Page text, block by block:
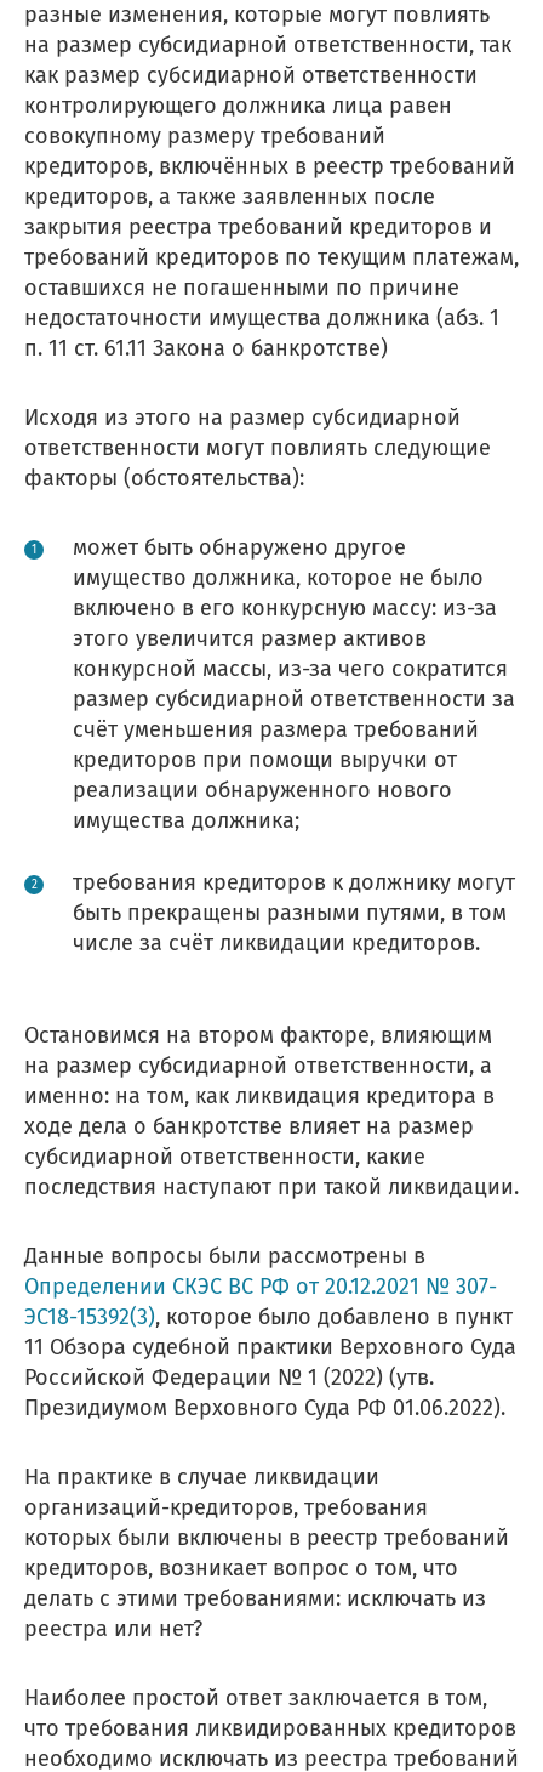
разные изменения, которые могут повлиять
на размер субсидиарной ответственности, так
как размер субсидиарной ответственности
контролирующего должника лица равен
совокупному размеру требований
кредиторов, включённых в реестр требований
кредиторов, а также заявленных после
закрытия реестра требований кредиторов и
требований кредиторов по текущим платежам,
оставшихся не погашенными по причине
недостаточности имущества должника (абз. 1
п. 11 ст. 61.11 Закона о банкротстве)
Исходя из этого на размер субсидиарной
ответственности могут повлиять следующие
факторы (обстоятельства):
может быть обнаружено другое
имущество должника, которое не было
включено в его конкурсную массу: из-за
этого увеличится размер активов
конкурсной массы, из-за чего сократится
размер субсидиарной ответственности за
счёт уменьшения размера требований
кредиторов при помощи выручки от
реализации обнаруженного нового
имущества должника;
требования кредиторов к должнику могут
быть прекращены разными путями, в том
числе за счёт ликвидации кредиторов.
Остановимся на втором факторе, влияющим
на размер субсидиарной ответственности, а
именно: на том, как ликвидация кредитора в
ходе дела о банкротстве влияет на размер
субсидиарной ответственности, какие
последствия наступают при такой ликвидации.
Данные вопросы были рассмотрены в
Определении СКЭС ВС РФ от 20.12.2021 № 307-
ЭС18-15392(3), которое было добавлено в пункт
11 Обзора судебной практики Верховного Суда
Российской Федерации № 1 (2022) (утв.
Президиумом Верховного Суда РФ 01.06.2022).
На практике в случае ликвидации
организаций-кредиторов, требования
которых были включены в реестр требований
кредиторов, возникает вопрос о том, что
делать с этими требованиями: исключать из
реестра или нет?
Наиболее простой ответ заключается в том,
что требования ликвидированных кредиторов
необходимо исключать из реестра требований